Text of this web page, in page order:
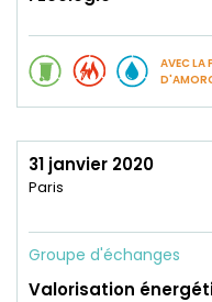
AVEC LA
31 janvier 2020
Paris
Groupe d'échanges
Valorisation